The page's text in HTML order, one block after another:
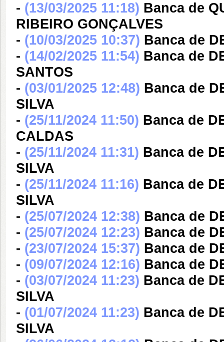
- (13/03/2025 11:18) Banca de
RIBEIRO GONÇALVES
- (10/03/2025 10:37) Banca de
- (14/02/2025 11:54) Banca de
SANTOS
- (03/01/2025 12:48) Banca de
SILVA
- (25/11/2024 11:50) Banca de
CALDAS
- (25/11/2024 11:31) Banca de
SILVA
- (25/11/2024 11:16) Banca de
SILVA
- (25/07/2024 12:38) Banca de
- (25/07/2024 12:23) Banca de
- (23/07/2024 15:37) Banca de
- (09/07/2024 12:16) Banca de
- (03/07/2024 11:23) Banca de
SILVA
- (01/07/2024 11:23) Banca de
SILVA